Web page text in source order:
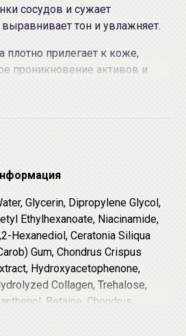
сосудов и сужает
тон и увлажняет.
плотно прилегает к коже,
проникновение активов и
полипептидный компонент,
типа А. Эта комбинация
новых, разглаживает
и заломы, повышает
сужает поры.
в кожу за счёт
технологии доставки MTD
Domain).
- оказывают
стимулируют
Glycerin, Dipropylene Glycol,
Ethylhexanoate, Niacinamide,
Hexanediol, Ceratonia Siliqua
Gum, Chondrus Crispus
Hydroxyacetophenone,
Collagen, Trehalose,
Betaine, Chondrus